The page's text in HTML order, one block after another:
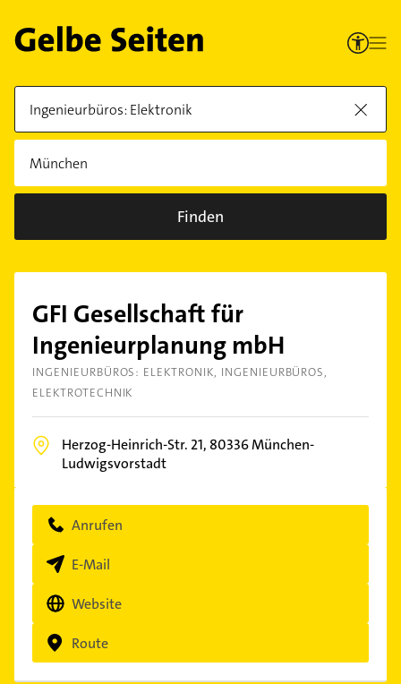
Finden
GFI Gesellschaft für
Ingenieurplanung mbH
INGENIEURBÜROS: ELEKTRONIK INGENIEURBÜROS
ELEKTROTECHNIK
Herzog-Heinrich-Str. 21, 80336München-
Ludwigsvorstadt
Anrufen
E-Mail
Website
Route